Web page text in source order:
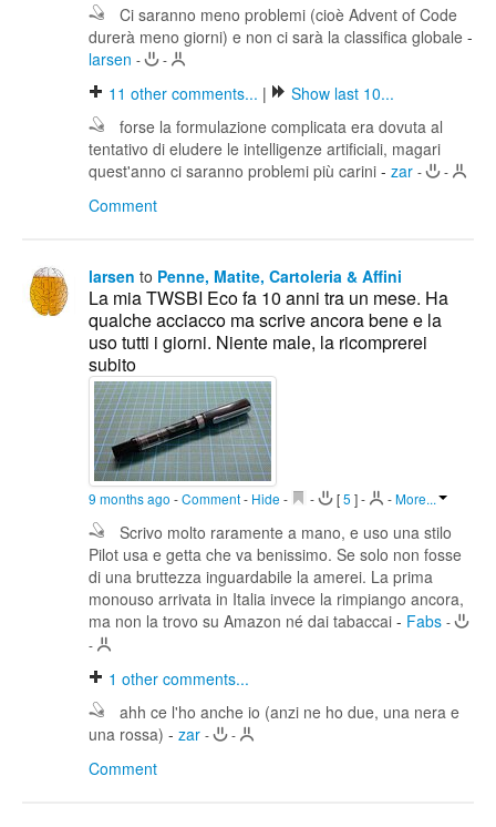
Ci saranno meno problemi (cioè Advent of Code
durerà meno giorni) e non ci sarà la classifica globale -
larsen - -
11 other comments... |
Show last 10...
forse la formulazione complicata era dovuta al
tentativo di eludere le intelligenze artificiali, magari
quest'anno ci saranno problemi più carini - zar - -
Comment
larsen to Penne, Matite, Cartoleria & Affini
La mia TWSBI Eco fa 10 anni tra un mese. Ha
qualche acciacco ma scrive ancora bene e la
uso tutti i giorni. Niente male, la ricomprerei
subito
9 months ago -Comment- Hide - - [5 ]- -More...
Scrivo molto raramente a mano, e uso una stilo
Pilot usa e getta che va benissimo. Se solo non fosse
di una bruttezza inguardabile la amerei. La prima
monouso arrivata in Italia invece la rimpiango ancora,
ma non la trovo su Amazon né dai tabaccai - Fabs -
-
1 other comments...
ahh ce l'ho anche io (anzi ne ho due, una nera e
una rossa) - zar - -
Comment